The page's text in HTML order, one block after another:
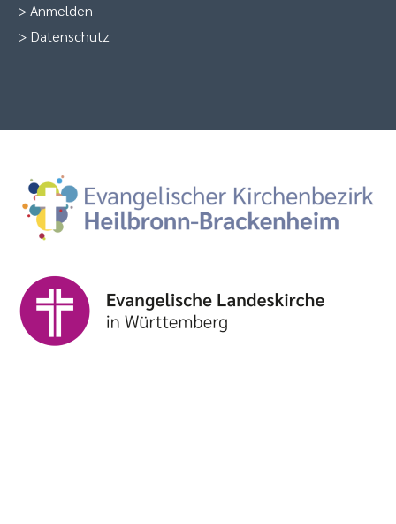
>Anmelden
> Datenschutz